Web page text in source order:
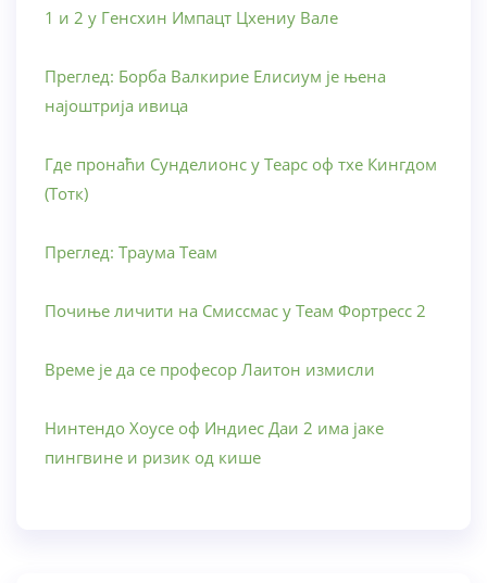
1 и 2 у Генсхин Импацт Цхениу Вале
Преглед: Борба Валкирие Елисиум је њена
најоштрија ивица
Где пронаћи Сунделионс у Теарс оф тхе Кингдом
(Тотк)
Преглед: Траума Теам
Почиње личити на Смиссмас у Теам Фортресс 2
Време је да се професор Лаитон измисли
Нинтендо Хоусе оф Индиес Даи 2 има јаке
пингвине и ризик од кише